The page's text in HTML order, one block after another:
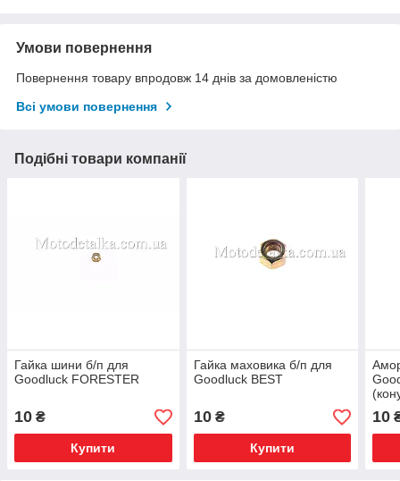
Умови повернення
Повернення товару впродовж 14 днів за домовленістю
Всі умови повернення
Подібні товари компанії
Гайка шини б/п для
Goodluck FORESTER
10 ₴
Купити
Гайка маховика б/п для
Goodluck BEST
10₴
Купити
10